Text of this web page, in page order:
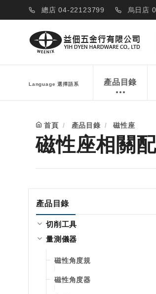
總店 04-22123799 烏日店
Language 選擇語系 產品目錄
首頁 產品目錄 磁性座
磁性座相關
產品目錄
切削工具
量測儀器
磁性角度規
磁性角度器